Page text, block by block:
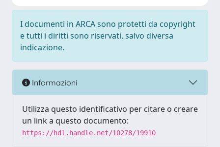
I documenti in ARCA sono protetti da copyright
e tutti i diritti sono riservati, salvo diversa
indicazione.
Informazioni
Utilizza questo identificativo per citare o creare
un link a questo documento:
https://hdl.handle.net/10278/19910